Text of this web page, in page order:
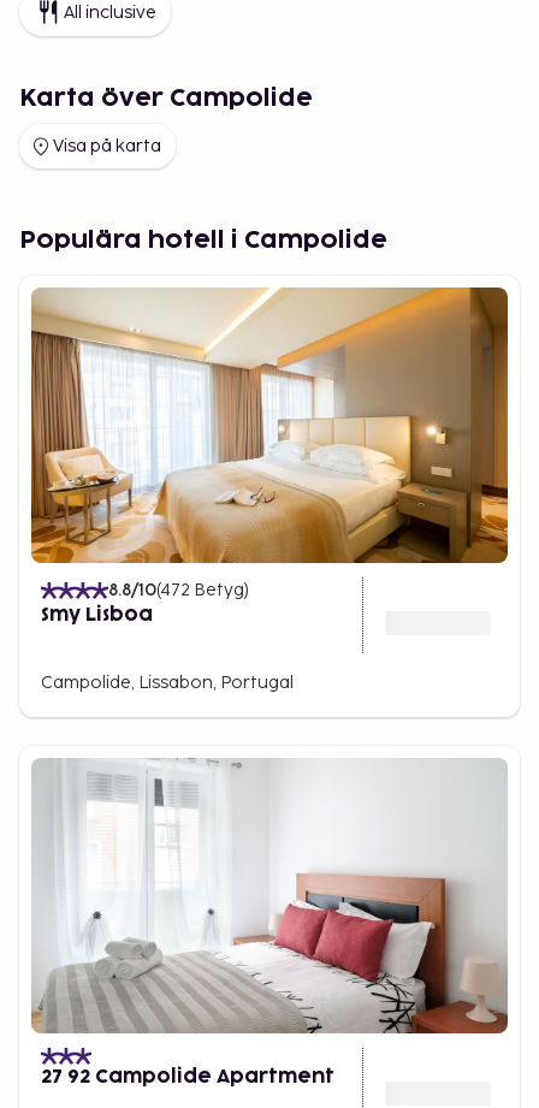
All inclusive
Karta över Campolide
Visa på karta
Populära hotell i Campolide
8.8/10(472 Betyg)
Smy Lisboa
Campolide, Lissabon, Portugal
27 92 Campolide Apartment